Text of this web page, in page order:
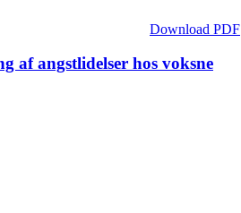
Download PDF
af angstlidelser hos voksne